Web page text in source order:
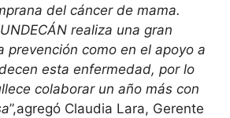
del cáncer de mama.
realiza una gran
prevención como en el apoyo a
esta enfermedad, por lo
colaborar un año más con
”,agregó Claudia Lara, Gerente